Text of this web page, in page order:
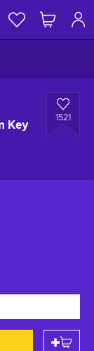
Key
1521